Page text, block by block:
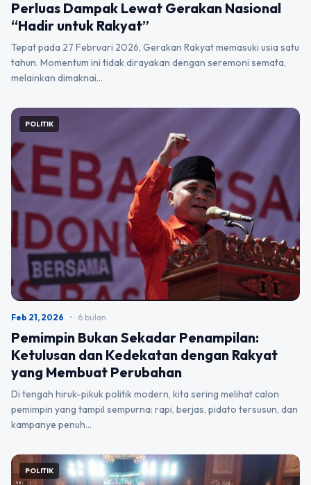
Perluas Dampak Lewat Gerakan Nasional
“Hadir untuk Rakyat”
Tepat pada 27 Februari 2026, Gerakan Rakyat memasuki usia satu
tahun. Momentum ini tidak dirayakan dengan seremoni semata,
melainkan dimaknai…
POLITIK
Feb 21, 2026 • 6 bulan
Pemimpin Bukan Sekadar Penampilan:
Ketulusan dan Kedekatan dengan Rakyat
yang Membuat Perubahan
Di tengah hiruk-pikuk politik modern, kita sering melihat calon
pemimpin yang tampil sempurna: rapi, berjas, pidato tersusun, dan
kampanye penuh…
POLITIK